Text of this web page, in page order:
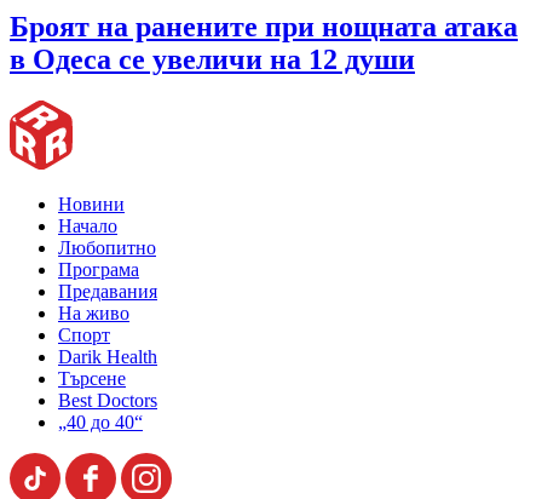
Броят на ранените при нощната атака
в Одеса се увеличи на 12 души
Новини
Начало
Любопитно
Програма
Предавания
На живо
Спорт
Darik Health
Търсене
Best Doctors
„40 до 40“